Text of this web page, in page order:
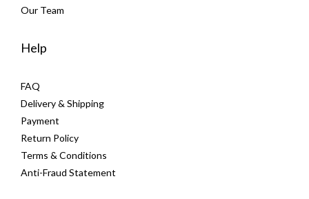
Our Team
Help
FAQ
Delivery & Shipping
Payment
Return Policy
Terms & Conditions
Anti-Fraud Statement